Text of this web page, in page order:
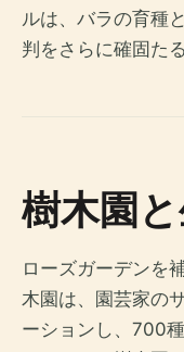
ルは、バラの育種
判をさらに確固た
樹木園
ローズガーデンを
木園は、園芸家の
ーションし、700